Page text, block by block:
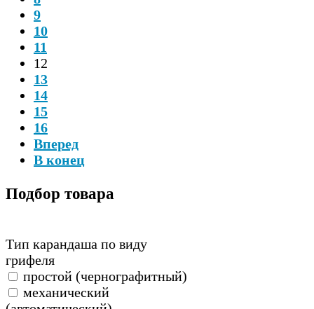
9
10
11
12
13
14
15
16
Вперед
В конец
Подбор товара
Тип карандаша по виду
грифеля
простой (чернографитный)
механический